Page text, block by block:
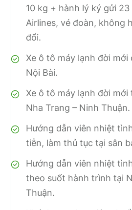
10 kg + hành lý ký gửi 23
Airlines, vé đoàn, không
đổi.
Xe ô tô máy lạnh đời mới
Nội Bài.
Xe ô tô máy lạnh đời
Nha Trang – Ninh Thuận.
Hướng dẫn viên nhiệt
tiễn, làm thủ tục tại sân
Hướng dẫn viên nhiệt
theo suốt hành trình tại
Thuận.